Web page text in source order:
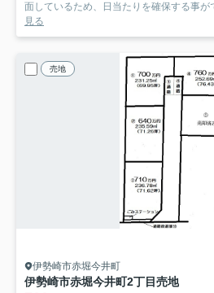
面しているため、日当たりを確保する事が
見る
売地
伊勢崎市赤堀今井町
伊勢崎市赤堀今井町2丁目売地